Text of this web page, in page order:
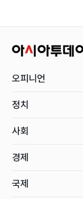
오피니언
정치
사회
경제
국제